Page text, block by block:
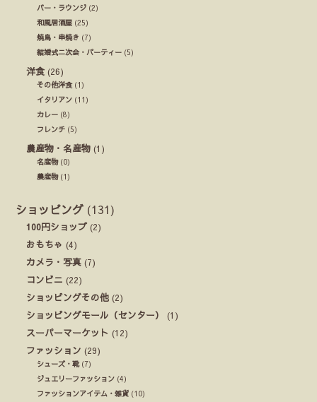
バー・ラウンジ (2)
和風居酒屋 (25)
焼鳥・串焼き (7)
結婚式ニ次会・パーティー (5)
洋食 (26)
その他洋食(1)
イタリアン (11)
カレー (8)
フレンチ (5)
農産物・名産物 (1)
名産物(0)
農産物(1)
ショッピング (131)
100円ショップ (2)
おもちゃ (4)
カメラ・写真 (7)
コンビニ (22)
ショッピングその他 (2)
ショッピングモール（センター）
(1)
スーパーマーケット (12)
ファッション (29)
シューズ・靴(7)
ジュエリーファッション (4)
ファッションアイテム・雑貨 (10)